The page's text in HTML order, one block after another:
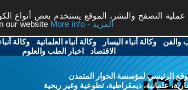
التصفح والنشر، الموقع يستخدم بعض أنواع
our website
More info - المزيد
والفن -وكالة أنباء اليسار -وكالة أنباء العلمانية -وكالة
الاقتصاد - اخبار الطب والعلوم
الرئيسي لمؤسسة الحوار المتمدن
علمانية، ديمقراطية، تطوعية وغير ربحية